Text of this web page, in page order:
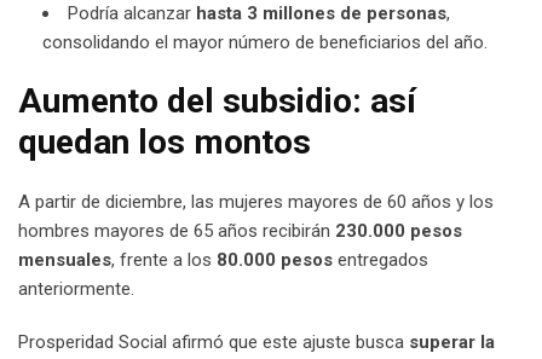
Podría alcanzar hasta 3 millones de personas,
consolidando el mayor número de beneficiarios del año.
Aumento del subsidio: así
quedan los montos
A partir de diciembre, las mujeres mayores de 60 años y los
hombres mayores de 65 años recibirán 230.000 pesos
mensuales, frente a los 80.000 pesos entregados
anteriormente.
Prosperidad Social afirmó que este ajuste busca superar la